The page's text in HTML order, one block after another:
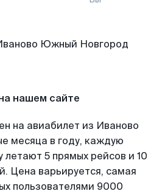
нашем сайте
на авиабилет из Иваново
месяца в году, каждую
5 прямых рейсов и 10
Цена варьируется, самая
пользователями 9000